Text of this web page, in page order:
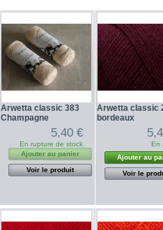
Arwetta classic 383
Champagne
5,40 €
En rupture de stock
Ajouter au panier
Voir le produit
Arwetta classic
bordeaux
En
Ajouter au
Voir le